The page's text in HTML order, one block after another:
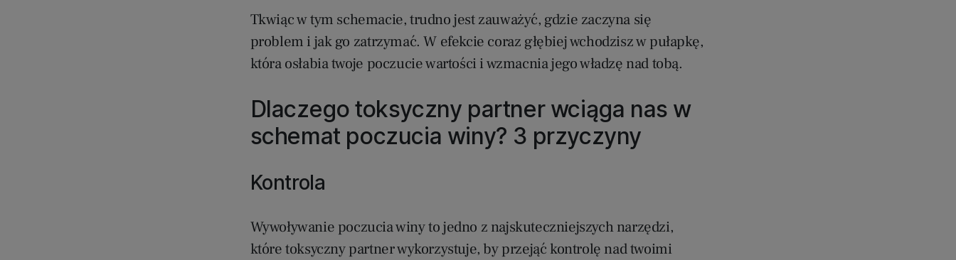
Tkwiąc w tym schemacie, trudno jest zauważyć, gdzie zaczyna się
problem i jak go zatrzymać. W efekcie coraz głębiej wchodzisz w pułapkę,
która osłabia twoje poczucie wartości i wzmacnia jego władzę nad tobą.
Dlaczego toksyczny partner wciąga nas w
schemat poczucia winy? 3 przyczyny
Kontrola
Wywoływanie poczucia winy to jedno z najskuteczniejszych narzędzi,
które toksyczny partner wykorzystuje, by przejąć kontrolę nad twoimi